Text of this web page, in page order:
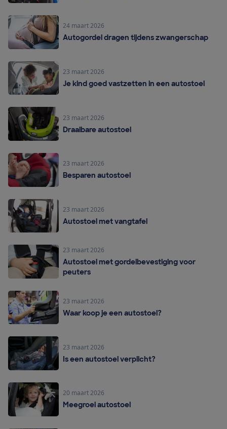
24 maart 2026
Autogordel dragen tijdens zwangerschap
23 maart 2026
Je kind goed vastzetten in een autostoel
23 maart 2026
Draaibare autostoel
23 maart 2026
Besparen autostoel
23 maart 2026
Autostoel met vangtafel
23 maart 2026
Autostoel met gordelbevestiging voor
peuters
23 maart 2026
Waar koop je een autostoel?
23 maart 2026
Is een autostoel verplicht?
20 maart 2026
Meegroei autostoel